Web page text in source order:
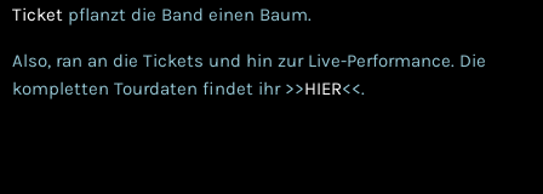
Ticket pflanzt die Band einen Baum.
Also, ran an die Tickets und hin zur Live-Performance. Die
kompletten Tourdaten findet ihr >>HIER<<.